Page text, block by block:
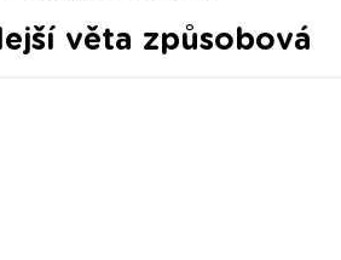
věta způsobová